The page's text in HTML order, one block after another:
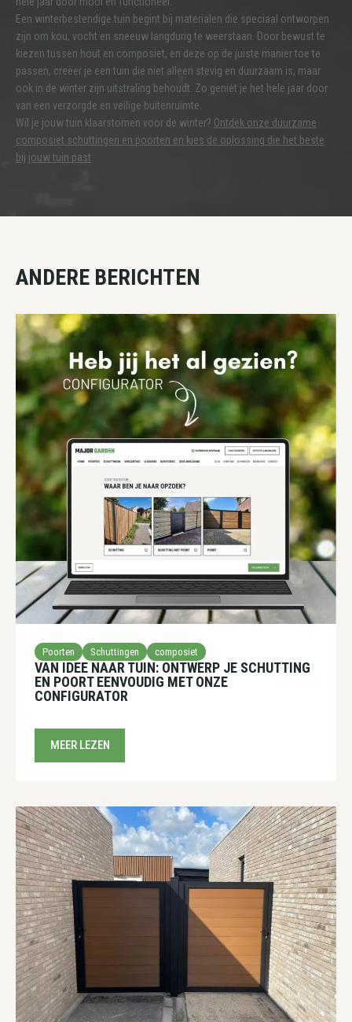
Een winterbestendige tuin begint bij materialen die speciaal ontworpen
zijn om kou, vocht en sneeuw langdurig te weerstaan. Door bewust te
kiezen tussen hout en composiet, en deze op de juiste manier toe te
passen, creëer je een tuin die niet alleen stevig en duurzaam is, maar
ook in de winter zijn uitstraling behoudt. Zo geniet je het hele jaar door
van een verzorgde en veilige buitenruimte.
Wil je jouw tuin klaarstomen voor de winter? Ontdek onze duurzame
composiet schuttingen en poorten en kies de oplossing die het beste
bij jouw tuin past
ANDERE BERICHTEN
Poorten Schuttingen composiet
VAN IDEE NAAR TUIN: ONTWERP JE SCHUTTING
EN POORT EENVOUDIG MET ONZE
CONFIGURATOR
MEER LEZEN